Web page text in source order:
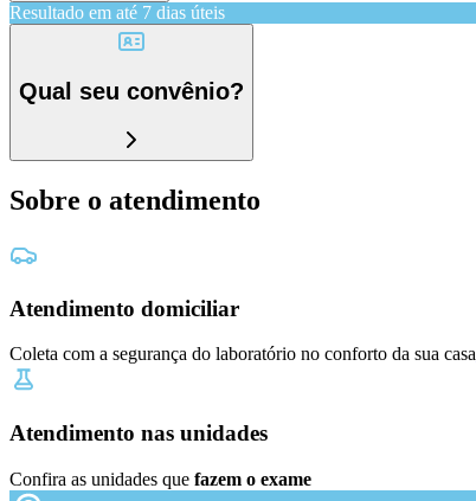
Resultado em até 7 dias úteis
Qual seu convênio?
Sobre o atendimento
Atendimento domiciliar
Coleta com a segurança do laboratório no conforto da sua casa
Atendimento nas unidades
Confira as unidades que fazem o exame